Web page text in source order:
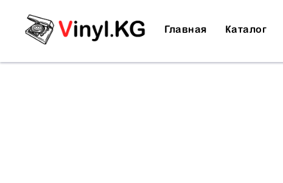
Главная Каталог